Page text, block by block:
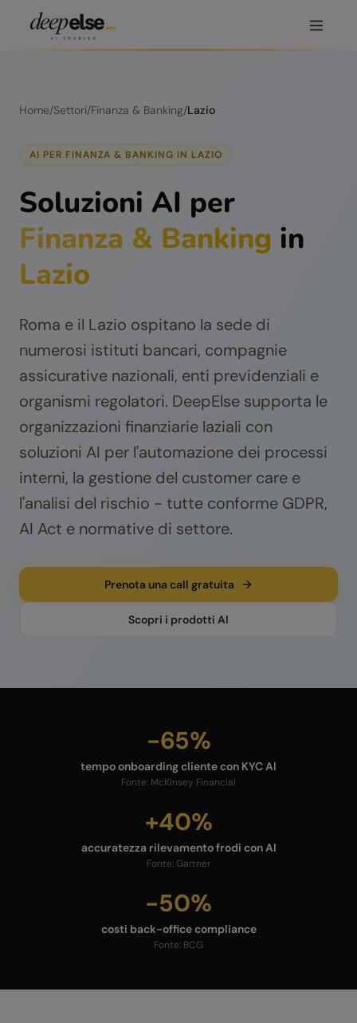
Home/Settori/Finanza & Banking/Lazio
AI PER FINANZA & BANKING IN LAZIO
Soluzioni AI per
Finanza & Banking in
Lazio
Roma e il Lazio ospitano la sede di
numerosi istituti bancari, compagnie
assicurative nazionali, enti previdenziali e
organismi regolatori. DeepElse supporta le
organizzazioni finanziarie laziali con
soluzioni AI per l'automazione dei processi
interni, la gestione del customer care e
l'analisi del rischio - tutte conforme GDPR,
AI Act e normative di settore.
Prenota una call gratuita
Scopri i prodotti AI
-65%
tempo onboarding cliente con KYC AI
Fonte: McKinsey Financial
+40%
accuratezza rilevamento frodi con AI
Fonte: Gartner
-50%
costi back-office compliance
Fonte: BCG